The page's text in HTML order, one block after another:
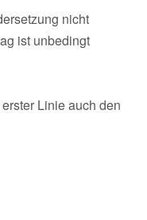
nicht
ist unbedingt
Linie auch den